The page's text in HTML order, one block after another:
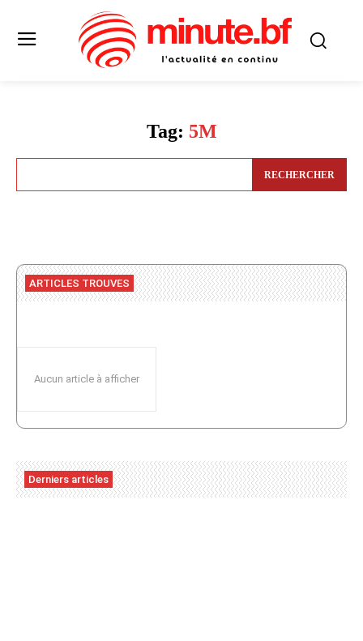
Tag: 5M
RECHERCHER
ARTICLES TROUVES
Aucun article à afficher
Derniers articles